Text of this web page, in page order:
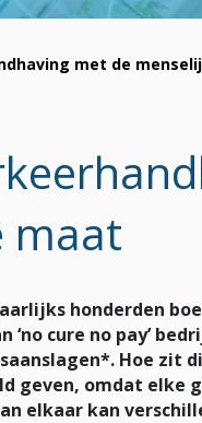
met de
maat
honderden
‘no cure no pay’
Hoe zit
geven, omdat
elkaar kan